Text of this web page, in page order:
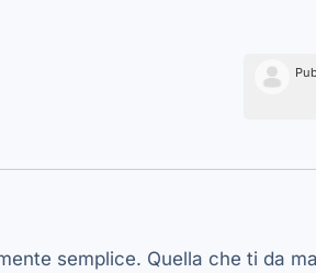
semplice. Quella che ti da